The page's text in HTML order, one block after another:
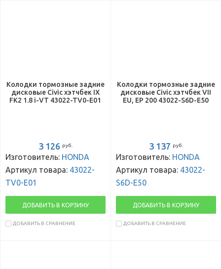
Колодки тормозные задние
дисковые Civic хэтчбек IX
FK2 1.8 i-VT 43022-TV0-E01
3 126 руб.
Изготовитель: HONDA
Артикул товара: 43022-
TV0-E01
ДОБАВИТЬ В КОРЗИНУ
ДОБАВИТЬ В СРАВНЕНИЕ
Колодки тормозные задние
дисковые Civic хэтчбек VII
EU, EP 200 43022-S6D-E50
3 137 руб.
Изготовитель: HONDA
Артикул товара: 43022-
S6D-E50
ДОБАВИТЬ В КОРЗИНУ
ДОБАВИТЬ В СРАВНЕНИЕ